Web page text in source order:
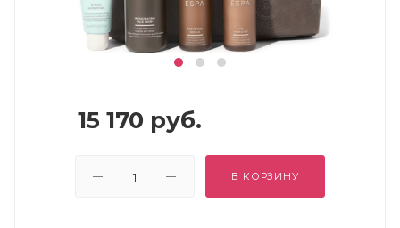
15 170 руб.
В КОРЗИНУ